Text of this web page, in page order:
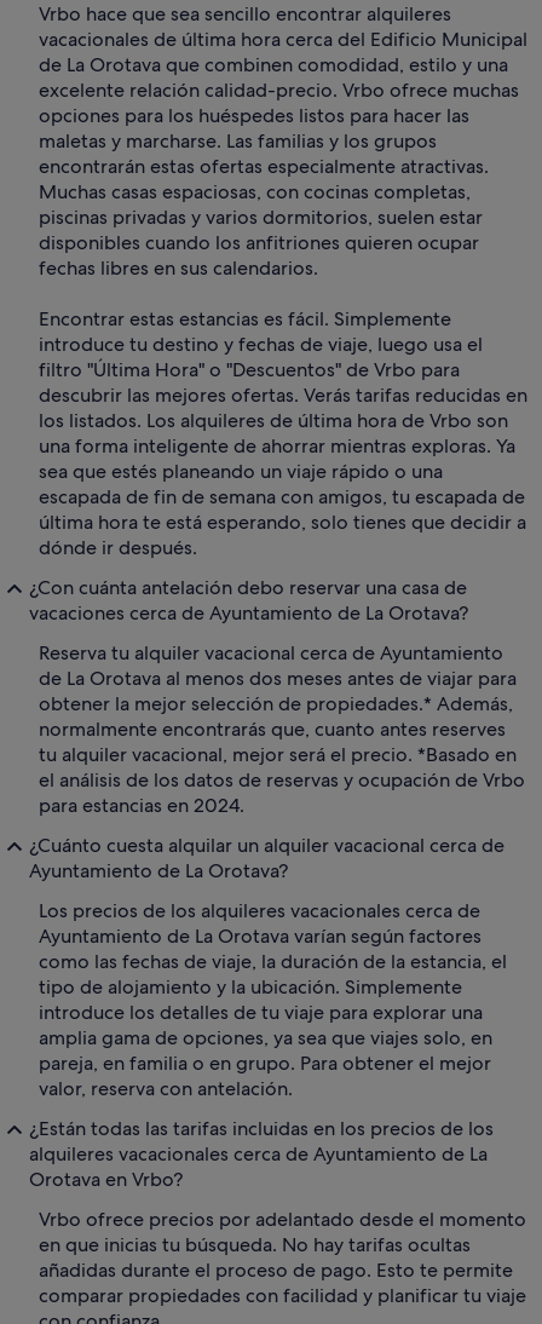
Vrbo hace que sea sencillo encontrar alquileres
vacacionales de última hora cerca del Edificio Municipal
de La Orotava que combinen comodidad, estilo y una
excelente relación calidad-precio. Vrbo ofrece muchas
opciones para los huéspedes listos para hacer las
maletas y marcharse. Las familias y los grupos
encontrarán estas ofertas especialmente atractivas.
Muchas casas espaciosas, con cocinas completas,
piscinas privadas y varios dormitorios, suelen estar
disponibles cuando los anfitriones quieren ocupar
fechas libres en sus calendarios.
Encontrar estas estancias es fácil. Simplemente
introduce tu destino y fechas de viaje, luego usa el
filtro "Última Hora" o "Descuentos" de Vrbo para
descubrir las mejores ofertas. Verás tarifas reducidas en
los listados. Los alquileres de última hora de Vrbo son
una forma inteligente de ahorrar mientras exploras. Ya
sea que estés planeando un viaje rápido o una
escapada de fin de semana con amigos, tu escapada de
última hora te está esperando, solo tienes que decidir a
dónde ir después.
¿Con cuánta antelación debo reservar una casa de
vacaciones cerca de Ayuntamiento de La Orotava?
Reserva tu alquiler vacacional cerca de Ayuntamiento
de La Orotava al menos dos meses antes de viajar para
obtener la mejor selección de propiedades.* Además,
normalmente encontrarás que, cuanto antes reserves
tu alquiler vacacional, mejor será el precio. *Basado en
el análisis de los datos de reservas y ocupación de Vrbo
para estancias en 2024.
¿Cuánto cuesta alquilar un alquiler vacacional cerca de
Ayuntamiento de La Orotava?
Los precios de los alquileres vacacionales cerca de
Ayuntamiento de La Orotava varían según factores
como las fechas de viaje, la duración de la estancia, el
tipo de alojamiento y la ubicación. Simplemente
introduce los detalles de tu viaje para explorar una
amplia gama de opciones, ya sea que viajes solo, en
pareja, en familia o en grupo. Para obtener el mejor
valor, reserva con antelación.
¿Están todas las tarifas incluidas en los precios de los
alquileres vacacionales cerca de Ayuntamiento de La
Orotava en Vrbo?
Vrbo ofrece precios por adelantado desde el momento
en que inicias tu búsqueda. No hay tarifas ocultas
añadidas durante el proceso de pago. Esto te permite
comparar propiedades con facilidad y planificar tu viaje